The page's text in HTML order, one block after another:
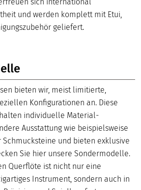
und werden komplett mit Etui,
geliefert.
bieten wir, meist limitierte,
Konfigurationen an. Diese
individuelle Material-
Ausstattung wie beispielsweise
und bieten exklusive
Sie hier unsere Sondermodelle.
Querflöte ist nicht nur eine
Instrument, sondern auch in